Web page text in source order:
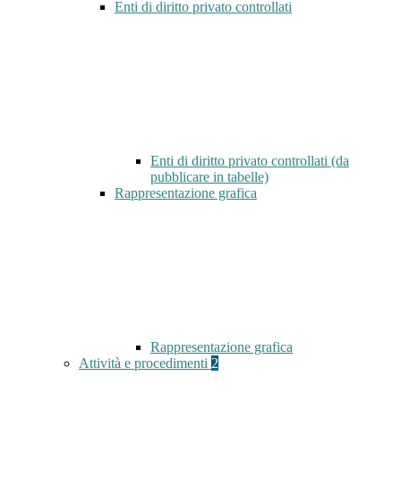
Enti di diritto privato controllati
Enti di diritto privato controllati (da
pubblicare in tabelle)
Rappresentazione grafica
Rappresentazione grafica
Attività e procedimenti 2